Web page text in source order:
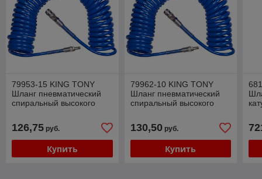
79953-15 KING TONY
Шланг пневматический
спиральный высокого
резьба 1/4"; KING TONY
126,75 руб.
Купить
79962-10 KING TONY
Шланг пневматический
спиральный высокого
полиуретановый,
фитинги
130,50руб.
Купить
1/